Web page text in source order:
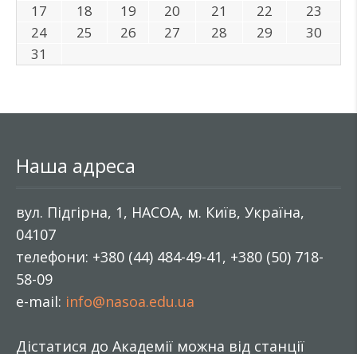
17
18 19 20 21 22
23
24
25 26 27 28 29
30
31
Наша адреса
вул. Підгірна, 1, НАСОА, м. Київ, Україна,
04107
телефони: +380 (44) 484-49-41, +380 (50) 718-
58-09
e-mail: info@nasoa.edu.ua
Дістатися до Академії можна від станції